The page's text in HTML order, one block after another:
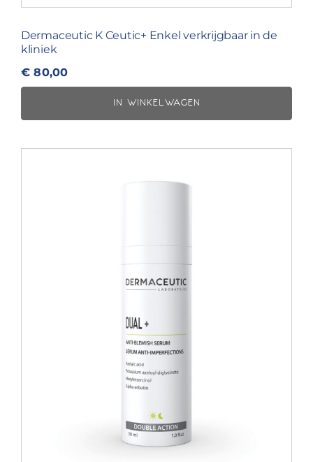
Dermaceutic K Ceutic+ Enkel verkrijgbaar in de
kliniek
€ 80,00
IN WINKELWAGEN